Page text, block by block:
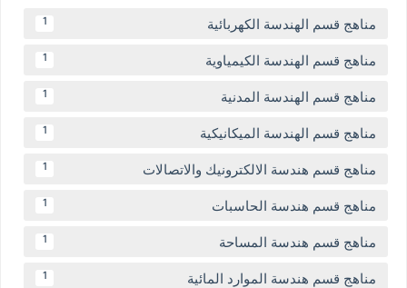
مناهج قسم الهندسة الكهربائية 1
مناهج قسم الهندسة الكيمياوية 1
مناهج قسم الهندسة المدنية 1
مناهج قسم الهندسة الميكانيكية 1
مناهج قسم هندسة الالكترونيك والاتصالات 1
مناهج قسم هندسة الحاسبات 1
مناهج قسم هندسة المساحة 1
مناهج قسم هندسة الموارد المائية 1